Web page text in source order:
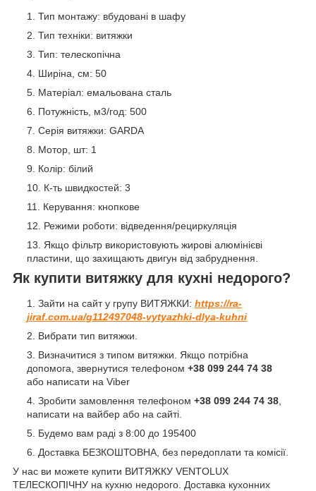
Тип монтажу: вбудовані в шафу
Тип техніки: витяжки
Тип: телескопічна
Ширіна, см: 50
Матеріал: емальована сталь
Потужність, м3/год: 500
Серія витяжки: GARDA
Мотор, шт: 1
Колір: білий
К-ть швидкостей: 3
Керування: кнопкове
Режими роботи: відведення/рециркуляція
Якщо фільтр використовують жирові алюмінієві
пластини, що захищають двигун від забруднення.
Як купити витяжку для кухні недорого?
Зайти на сайт у групу ВИТЯЖКИ: https://ra-
jiraf.com.ua/g112497048-vytyazhki-dlya-kuhni
Вибрати тип витяжки.
Визначитися з типом витяжки. Якщо потрібна
допомога, звернутися телефоном +38 099 244 74 38
або написати на Viber
Зробити замовлення телефоном +38 099 244 74 38
написати на вайбер або на сайті.
Будемо вам раді з 8:00 до 195400
Доставка БЕЗКОШТОВНА, без передоплати та комісії.
У нас ви можете купити ВИТЯЖКУ VENTOLUX
ТЕЛЕСКОПІЧНУ на кухню недорого. Доставка кухонних